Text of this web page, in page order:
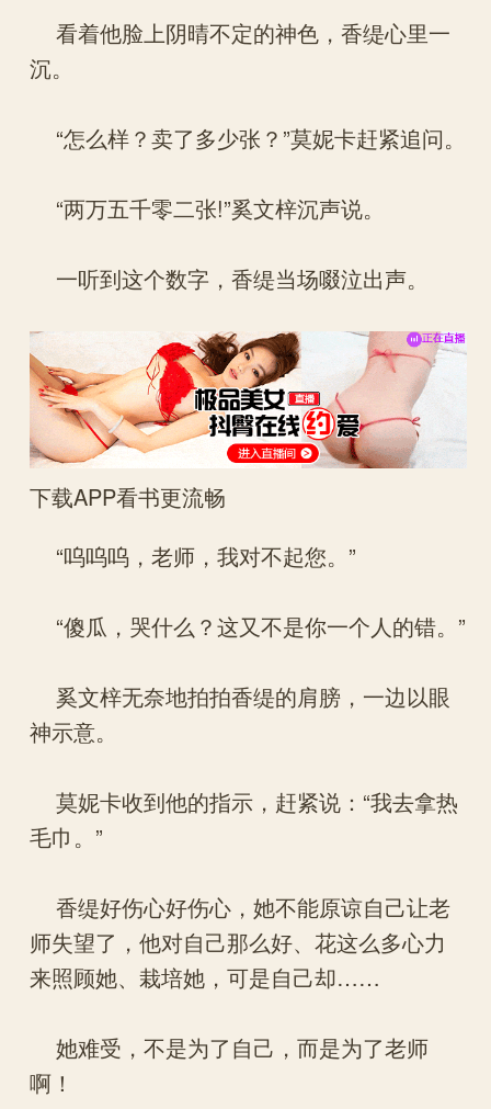
看着他脸上阴晴不定的神色，香缇心里一
沉。
“怎么样？卖了多少张？”莫妮卡赶紧追问。
“两万五千零二张!”奚文梓沉声说。
一听到这个数字，香缇当场啜泣出声。
下载APP看书更流畅
“呜呜呜，老师，我对不起您。”
“傻瓜，哭什么？这又不是你一个人的错。”
奚文梓无奈地拍拍香缇的肩膀，一边以眼
神示意。
莫妮卡收到他的指示，赶紧说：“我去拿热
毛巾。”
香缇好伤心好伤心，她不能原谅自己让老
师失望了，他对自己那么好、花这么多心力
来照顾她、栽培她，可是自己却……
她难受，不是为了自己，而是为了老师
啊！